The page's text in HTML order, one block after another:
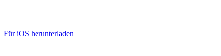
Für iOS herunterladen